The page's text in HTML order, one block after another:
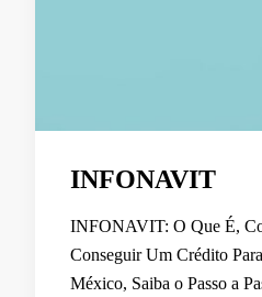
INFONAVIT
INFONAVIT: O Que É,
Conseguir Um Crédito
México, Saiba o Passo a